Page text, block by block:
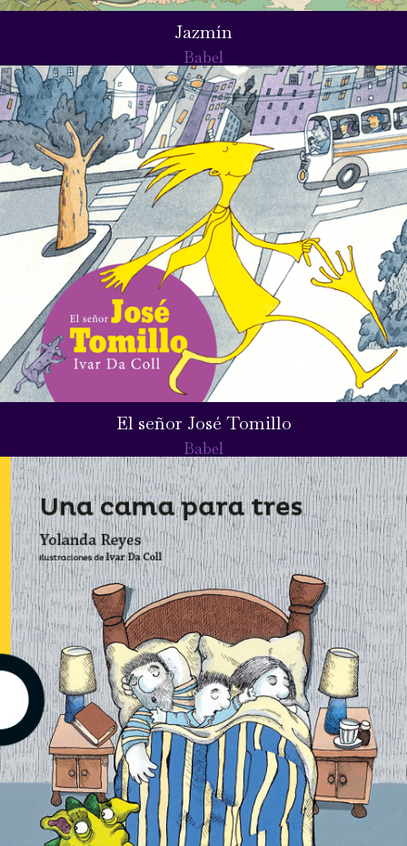
Jazmín
Babel
El señor José Tomillo
Babel